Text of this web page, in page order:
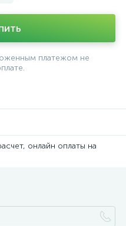
платежом не
онлайн оплаты на